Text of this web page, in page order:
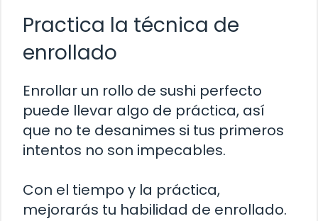
Practica la técnica de
enrollado
Enrollar un rollo de sushi perfecto
puede llevar algo de práctica, así
que no te desanimes si tus primeros
intentos no son impecables.
Con el tiempo y la práctica,
mejorarás tu habilidad de enrollado.